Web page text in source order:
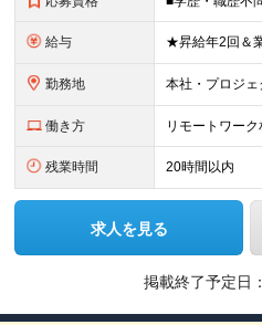
給与
勤務地
働き方 リモートワー
残業時間 20時間以内
求人を見る
掲載終了予定日：